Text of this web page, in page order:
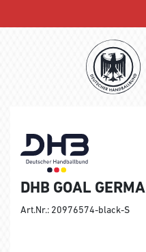
DHB GOAL
Art.Nr.: 20976574-black-S